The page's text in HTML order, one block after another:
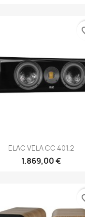
Anteprima
ELAC VELA CC 401.2
1.869,00 €